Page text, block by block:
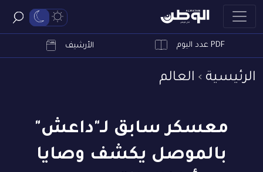
PDF عدد اليوم الأرشيف
الرئيسية العالم
معسكر سابق لـ"داعش"
بالموصل يكشف وصايا